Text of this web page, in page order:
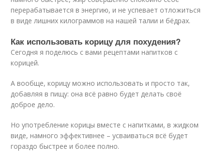
перерабатывается в энергию, и не успевает отложиться
в виде лишних килограммов на нашей талии и бёдрах.
Как использовать корицу для похудения?
Сегодня я поделюсь с вами рецептами напитков с
корицей.
А вообще, корицу можно использовать и просто так,
добавляя в пищу: она всё равно будет делать своё
доброе дело.
Но употребление корицы вместе с напитками, в жидком
виде, намного эффективнее – усваиваться всё будет
гораздо быстрее и более полно.